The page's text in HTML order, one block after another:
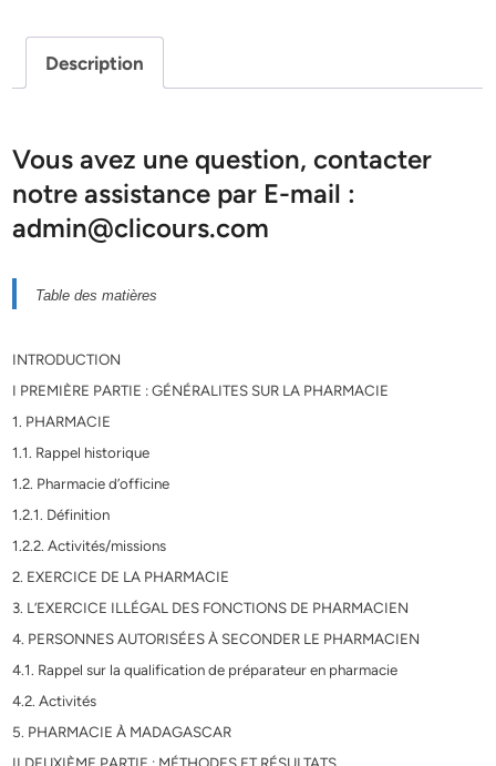
Description
Vous avez une question, contacter
notre assistance par E-mail :
admin@clicours.com
Table des matières
INTRODUCTION
I PREMIÈRE PARTIE : GÉNÉRALITES SUR LA PHARMACIE
1. PHARMACIE
1.1. Rappel historique
1.2. Pharmacie d’officine
1.2.1. Définition
1.2.2. Activités/missions
2. EXERCICE DE LA PHARMACIE
3. L’EXERCICE ILLÉGAL DES FONCTIONS DE PHARMACIEN
4. PERSONNES AUTORISÉES À SECONDER LE PHARMACIEN
4.1. Rappel sur la qualification de préparateur en pharmacie
4.2. Activités
5. PHARMACIE À MADAGASCAR